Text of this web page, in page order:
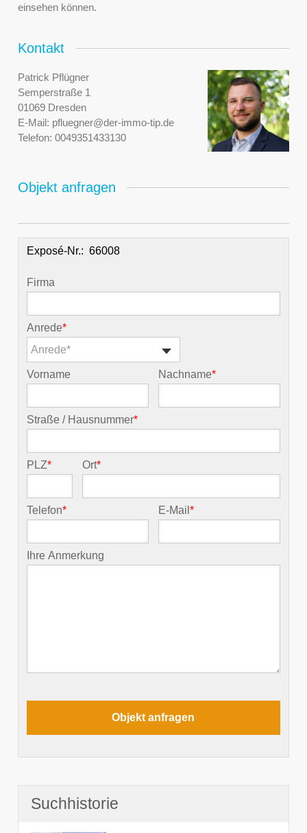
einsehen können.
Kontakt
Patrick Pflügner
Semperstraße 1
01069 Dresden
E-Mail: pfluegner@der-immo-tip.de
Telefon: 0049351433130
Objekt anfragen
Exposé-Nr.:
Firma
Anrede*
Anrede*
Vorname Nachname*
Straße / Hausnummer*
PLZ* Ort*
Telefon* E-Mail*
Ihre Anmerkung
Suchhistorie